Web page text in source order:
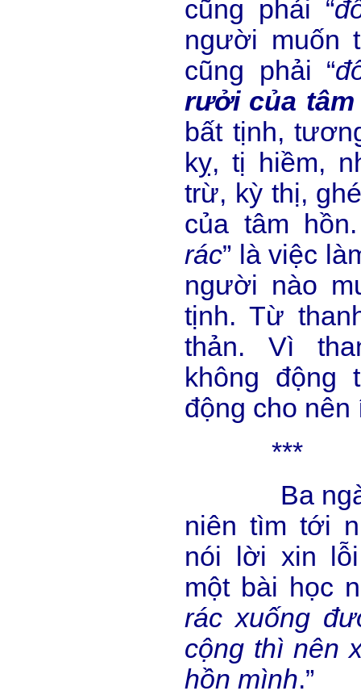
cũng phải “
người muốn
cũng phải “
rưởi của tâm
bất tịnh,
kỵ, tị hiềm,
trừ, kỳ thị,
của tâm
rác” là việc
người nào
tịnh. Từ
thản. Vì
không động
động cho nên
***
Ba ngày
niên tìm tới
nói lời xin
một bài học
rác xuống
cộng thì nên
hồn mình.”